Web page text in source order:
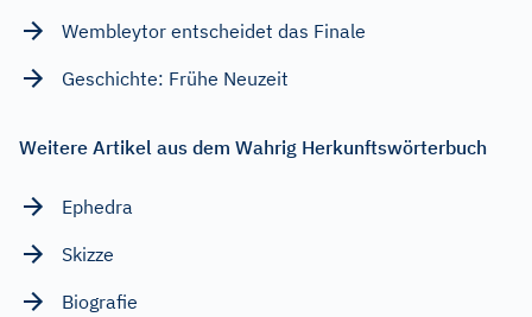
Wembleytor entscheidet das Finale
Geschichte: Frühe Neuzeit
Weitere Artikel aus dem Wahrig Herkunftswörterbuch
Ephedra
Skizze
Biografie